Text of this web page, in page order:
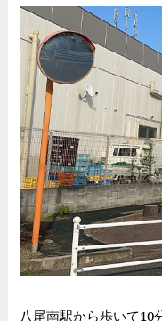
八尾南駅から歩いて10